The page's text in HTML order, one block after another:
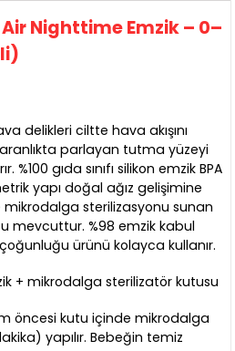
Nighttime Emzik – 0–
delikleri ciltte hava akışını
parlayan tutma yüzeyi
%100 gıda sınıfı silikon emzik BPA
yapı doğal ağız gelişimine
mikrodalga sterilizasyonu sunan
mevcuttur. %98 emzik kabul
ürünü kolayca kullanır.
+ mikrodalga sterilizatör kutusu
öncesi kutu içinde mikrodalga
yapılır. Bebeğin temiz